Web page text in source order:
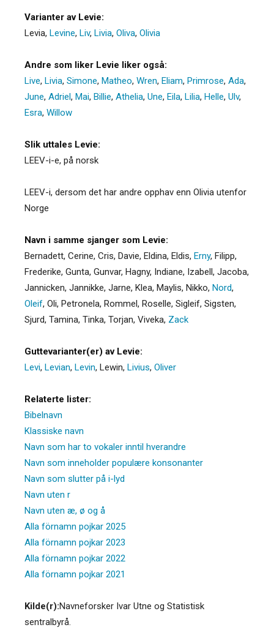
Varianter av Levie:
Levia, Levine, Liv, Livia, Oliva, Olivia
Andre som liker Levie liker også:
Live, Livia, Simone, Matheo, Wren, Eliam, Primrose, Ada,
June, Adriel, Mai, Billie, Athelia, Une, Eila, Lilia, Helle, Ulv,
Esra, Willow
Slik uttales Levie:
LEEV-i-e, på norsk
LEEV-i, dersom det har andre opphav enn Olivia utenfor
Norge
Navn i samme sjanger som Levie:
Bernadett, Cerine, Cris, Davie, Eldina, Eldis, Erny, Filipp,
Frederike, Gunta, Gunvar, Hagny, Indiane, Izabell, Jacoba,
Jannicken, Jannikke, Jarne, Klea, Maylis, Nikko, Nord,
Oleif, Oli, Petronela, Rommel, Roselle, Sigleif, Sigsten,
Sjurd, Tamina, Tinka, Torjan, Viveka, Zack
Guttevarianter(er) av Levie:
Levi, Levian, Levin, Lewin, Livius, Oliver
Relaterte lister:
Bibelnavn
Klassiske navn
Navn som har to vokaler inntil hverandre
Navn som inneholder populære konsonanter
Navn som slutter på i-lyd
Navn uten r
Navn uten æ, ø og å
Alla förnamn pojkar 2025
Alla förnamn pojkar 2023
Alla förnamn pojkar 2022
Alla förnamn pojkar 2021
Kilde(r):Navneforsker Ivar Utne og Statistisk
sentralbyrå.